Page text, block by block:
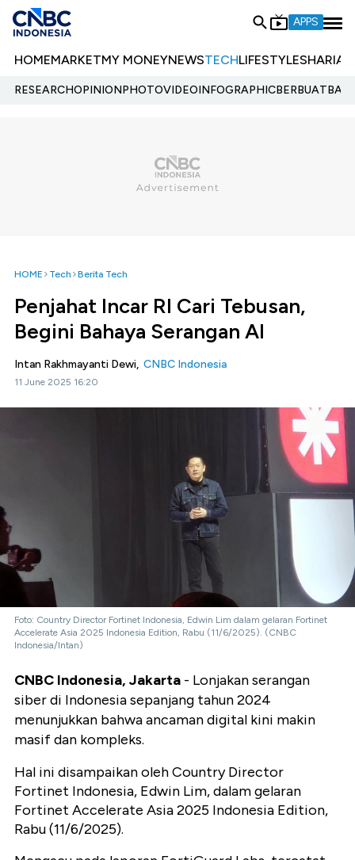
APPS
HOMEMARKETMY MONEYNEWSTECHLIFESTYLESHARIA
RESEARCHOPINIONPHOTOVIDEOINFOGRAPHIC
HOME Tech Berita Tech
Penjahat Incar RI Cari Tebusan,
Begini Bahaya Serangan AI
Intan Rakhmayanti Dewi, CNBC Indonesia
11 June 2025 16:20
Foto: Country Director Fortinet Indonesia, Edwin Lim dalam gelaran Fortinet
Accelerate Asia 2025 Indonesia Edition, Rabu (11/6/2025). (CNBC
Indonesia/Intan)
CNBC Indonesia, Jakarta - Lonjakan serangan
siber di Indonesia sepanjang tahun 2024
menunjukkan bahwa ancaman digital kini makin
masif dan kompleks.
Hal ini disampaikan oleh Country Director
Fortinet Indonesia, Edwin Lim, dalam gelaran
Fortinet Accelerate Asia 2025 Indonesia Edition,
Rabu (11/6/2025).